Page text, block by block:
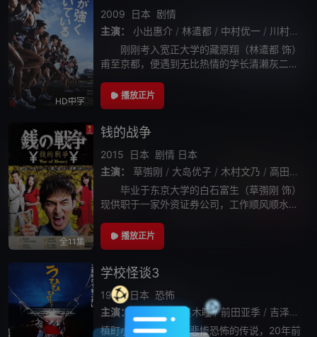
HD中字
2009 日本 剧情
主演：
小出惠介 / 林遣都 / 中村优一 / 川村阳介
刚刚考入宽正大学的藏原翔（林遣都 饰）
甫至京都，便遇到无比热情的学长清濑灰二
便宜的学生宿舍竹青庄。不过，他似乎进入灰
二设下的圈套。原来竹青庄同时也是宽正大
播放正片
全11集
钱的战争
2015 日本 剧情 日本
主演：
草彅刚 / 大岛优子 / 木村文乃 / 高田翔
毕业于东京大学的白石富生（草彅刚 饰）
现供职于一家外资证券公司，工作顺风顺水，
村文乃 饰）爱意浓厚，谈婚论嫁。谁知就在某
天，灾难如山一般向他的头顶压来。富生
播放正片
学校怪谈3
1997 日本 恐怖
主演：
黑木瞳 / 前田亚季 / 吉泽拓真
槙町小学流传着一个悲惨恐怖的传说，20年前